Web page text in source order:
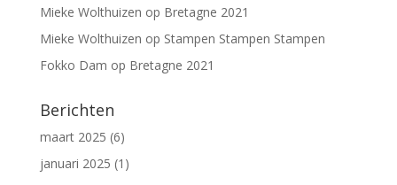
Mieke Wolthuizen op Bretagne 2021
Mieke Wolthuizen op Stampen Stampen Stampen
Fokko Dam op Bretagne 2021
Berichten
maart 2025 (6)
januari 2025 (1)